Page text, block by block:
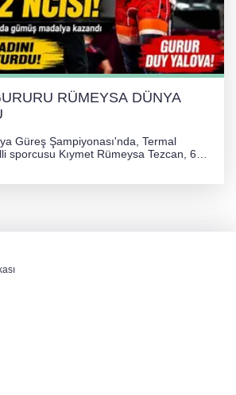
RÜMEYSA DÜNYA
Güreş Şampiyonası'nda, Termal
sporcusu Kıymet Rümeysa Tezcan, 69